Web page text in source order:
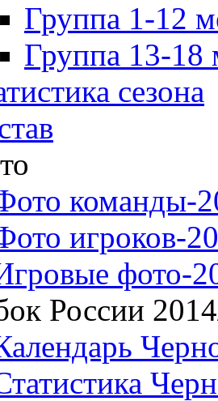
Группа 1-12
Группа 13-18
сезона
команды-
игроков-
фото-
России